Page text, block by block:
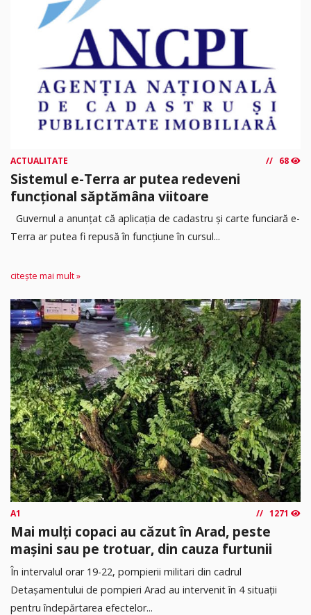
ACTUALITATE 68
Sistemul e-Terra ar putea redeveni
funcțional săptămâna viitoare
Guvernul a anunțat că aplicația de cadastru și carte funciară e-
Terra ar putea fi repusă în funcțiune în cursul...
citește mai mult »
A1 1271
Mai mulți copaci au căzut în Arad, peste
mașini sau pe trotuar, din cauza furtunii
În intervalul orar 19-22, pompierii militari din cadrul
Detașamentului de pompieri Arad au intervenit în 4 situații
pentru îndepărtarea efectelor...